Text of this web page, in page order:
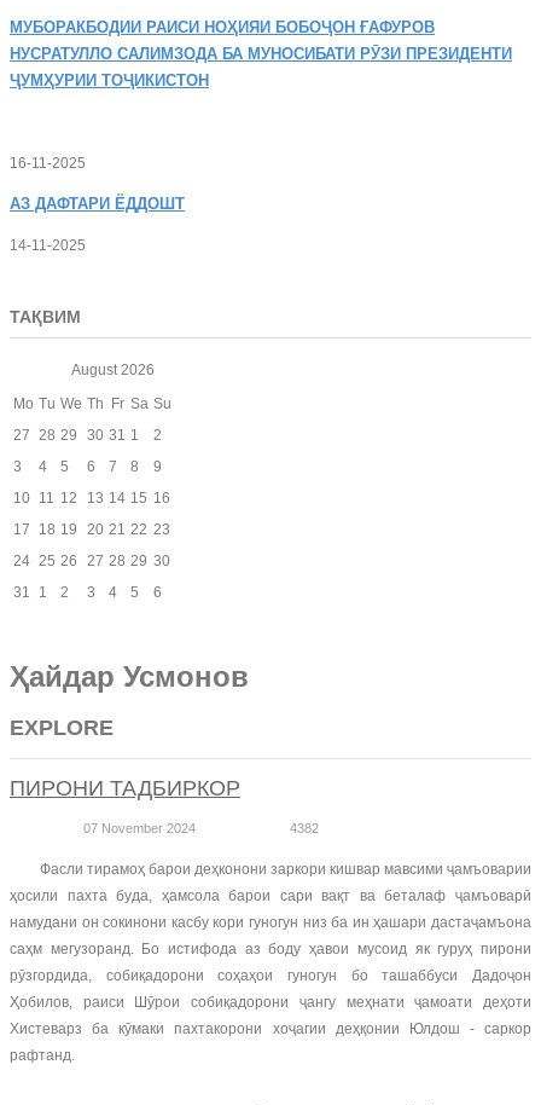
МУБОРАКБОДИИ РАИСИ НОҲИЯИ БОБОҶОН ҒАФУРОВ
НУСРАТУЛЛО САЛИМЗОДА БА МУНОСИБАТИ РӮЗИ ПРЕЗИДЕНТИ
ҶУМҲУРИИ ТОҶИКИСТОН
16-11-2025
АЗ ДАФТАРИ ЁДДОШТ
14-11-2025
ТАҚВИМ
August 2026
Mo Tu We Th Fr Sa Su
27 28 29 30 31 1
2
3
4 5 6 7 8
9
10 11 12 13 14 15 16
17
18 19 20 21 22 23
24 25 26 27 28 29 30
31
1 2 3 4 5 6
Ҳайдар Усмонов
EXPLORE
ПИРОНИ ТАДБИРКОР
07 November 2024 4382
Фасли тирамоҳ барои деҳконони заркори кишвар мавсими ҷамъоварии
ҳосили пахта буда, ҳамсола барои сари вақт ва беталаф ҷамъоварӣ
намудани он сокинони касбу кори гуногун низ ба ин ҳашари дастаҷамъона
саҳм мегузоранд. Бо истифода аз боду ҳавои мусоид як гуруҳ пирони
рӯзгордида, собиқадорони соҳаҳои гуногун бо ташаббуси Дадоҷон
Ҳобилов, раиси Шӯрои собиқадорони ҷангу меҳнати ҷамоати деҳоти
Хистеварз ба кӯмаки пахтакорони хоҷагии деҳқонии Юлдош - саркор
рафтанд.